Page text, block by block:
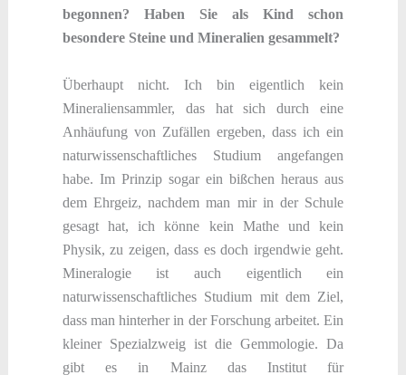
begonnen? Haben Sie als Kind schon
besondere Steine und Mineralien gesammelt?
Überhaupt nicht. Ich bin eigentlich kein
Mineraliensammler, das hat sich durch eine
Anhäufung von Zufällen ergeben, dass ich ein
naturwissenschaftliches Studium angefangen
habe. Im Prinzip sogar ein bißchen heraus aus
dem Ehrgeiz, nachdem man mir in der Schule
gesagt hat, ich könne kein Mathe und kein
Physik, zu zeigen, dass es doch irgendwie geht.
Mineralogie ist auch eigentlich ein
naturwissenschaftliches Studium mit dem Ziel,
dass man hinterher in der Forschung arbeitet. Ein
kleiner Spezialzweig ist die Gemmologie. Da
gibt es in Mainz das Institut für